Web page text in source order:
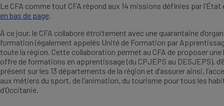
Le CFA comme tout CFA répond aux 14 missions définies par
en bas de page
À ce jour, le CFA collabore étroitement avec une quarantaine
formation (également appelés Unité de Formation par
toute la région. Cette collaboration permet au CFA de proposer une
offre de formations en apprentissage (du CPJEPS au DESJEPS),
présent sur les 13 départements de la région et d’assurer ainsi,
aux métiers du sport, de l’animation, du tourisme pour tous les
d’Occitanie.